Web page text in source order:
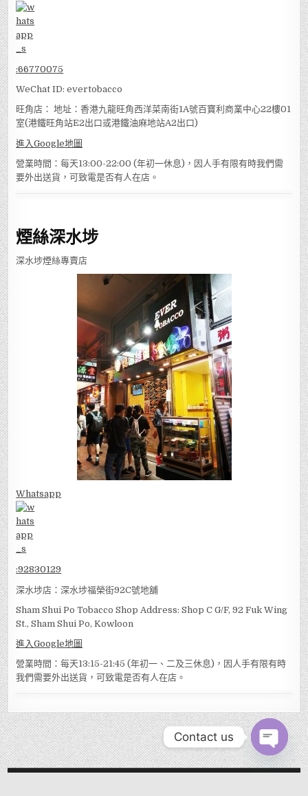
:66770075
WeChat ID: evertobacco
旺角店： 地址：香港九龍旺角西洋菜南街1A號百寶利商業中心22樓01
室(港鐵旺角站E2出口或港鐵油麻地站A2出口)
進入Google地圖
營業時間：每天13:00-22:00 (年初一休息)，因人手有限有時我們需
要外出送貨，可致電是否有人在店。
煙絲深水埗
深水埗煙絲專賣店
Whatsapp
:92830129
深水埗店：深水埗福榮街92C號地舖
Sham Shui Po Tobacco Shop Address: Shop C G/F, 92 Fuk Wing
St., Sham Shui Po, Kowloon
進入Google地圖
營業時間：每天13:15-21:45 (年初一、二及三休息)，因人手有限有時
我們需要外出送貨，可致電是否有人在店。
Contact us
OPEN
CHATY